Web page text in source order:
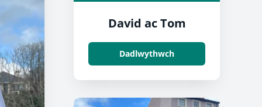
David ac Tom
Dadlwythwch